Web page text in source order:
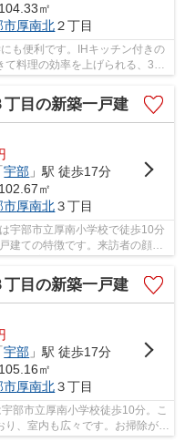
㎡
市厚南北２丁目
も便利です。IHキッチン付きの
料理の効率を上げられる、3口
目の新築一戸建
宇部 」駅 徒歩17分
㎡
市厚南北３丁目
宇部市立厚南小学校で徒歩10分
建ての特徴です。来訪者の顔が
目の新築一戸建
宇部 」駅 徒歩17分
㎡
市厚南北３丁目
部市立厚南小学校徒歩10分。こ
、室内も広々です。お掃除がし